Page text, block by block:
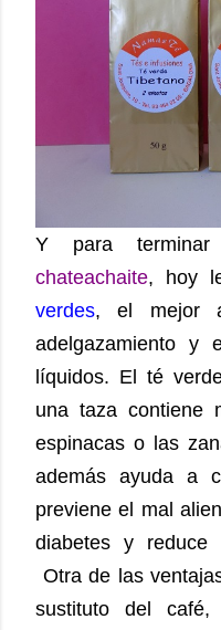
Y para
chateachaite, hoy
verdes, el mejor
adelgazamiento y
líquidos. El té
una taza contiene
espinacas o las
además ayuda a
previene el mal
diabetes y reduce
Otra de las
sustituto del